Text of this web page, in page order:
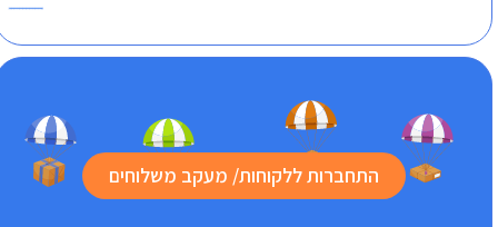
התחברות ללקוחות/ מעקב משלוחים